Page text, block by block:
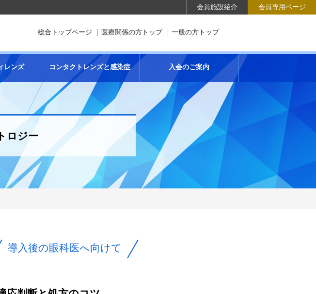
会員施設紹介 会員専用ページ
総合トップページ 医療関係の方トップ 一般の方トップ
レンズ コンタクトレンズと感染症 入会のご案内
ロジー
導入後の眼科医へ向けて